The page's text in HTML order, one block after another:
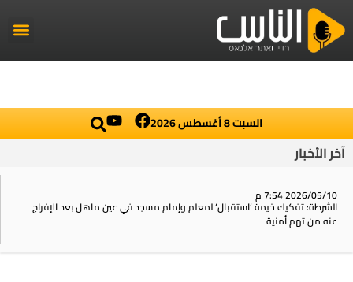
السبت 8 أغسطس 2026
آخر الأخبار
2026/05/10 7:54 م
الشرطة: تفكيك خيمة ‘استقبال‘ لمعلم وإمام مسجد في عين ماهل بعد الإفراج
عنه من تهم أمنية